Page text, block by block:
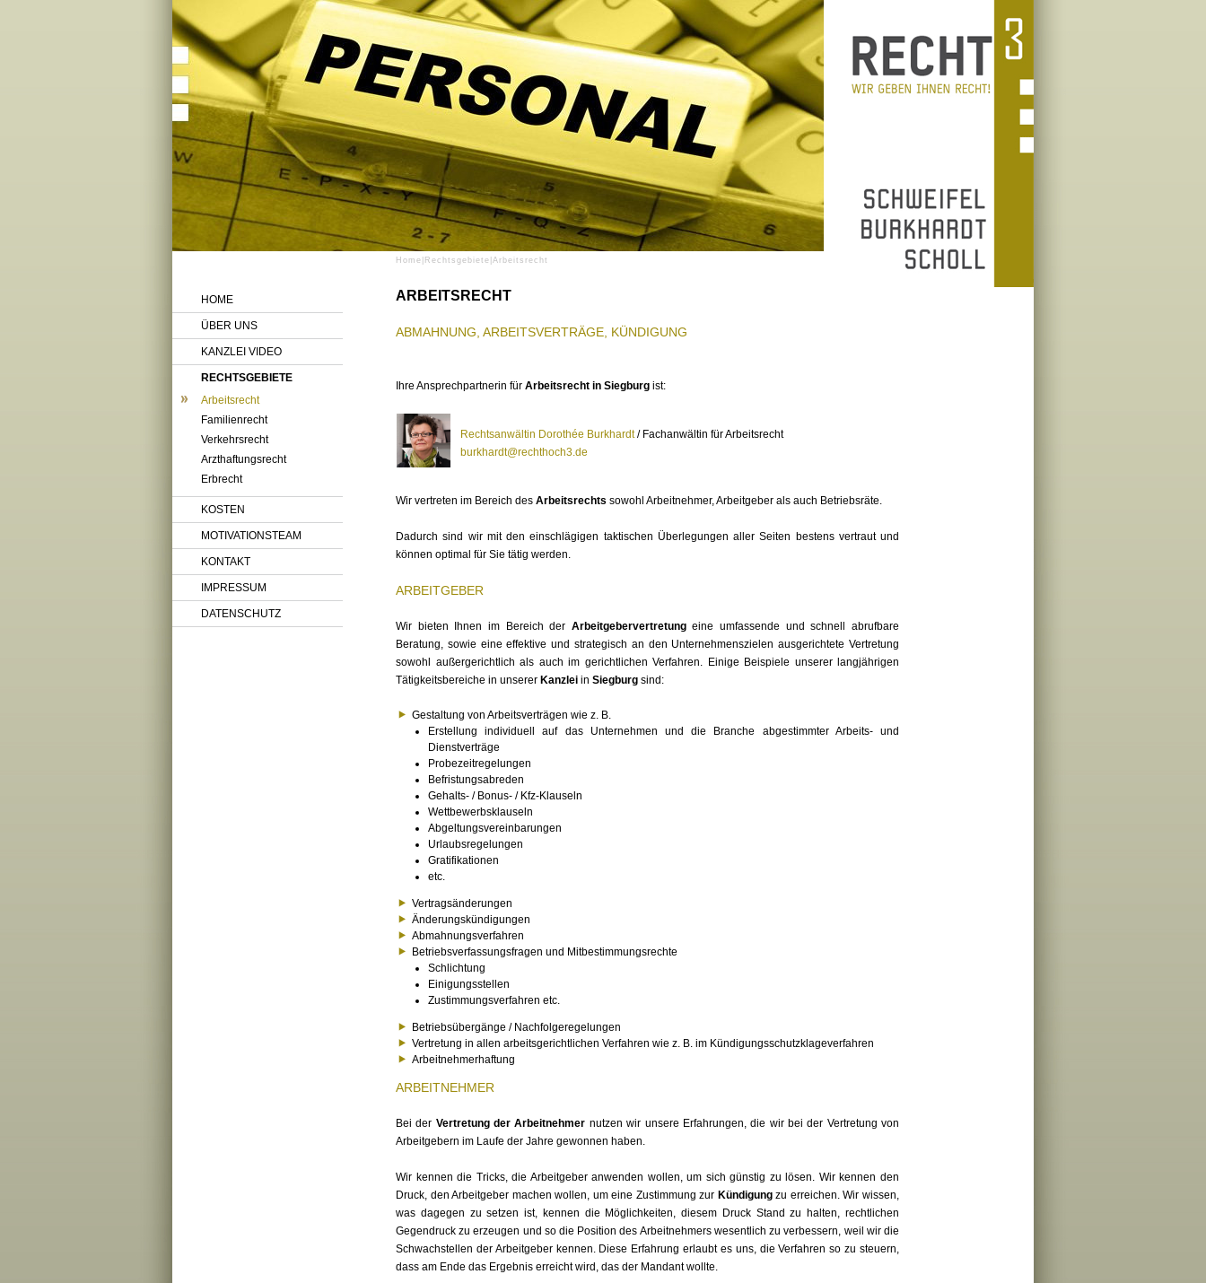
Home Rechtsgebiete Arbeitsrecht
HOME
ÜBER UNS
KANZLEI VIDEO
RECHTSGEBIETE
Arbeitsrecht
Familienrecht
Verkehrsrecht
Arzthaftungsrecht
Erbrecht
KOSTEN
MOTIVATIONSTEAM
KONTAKT
IMPRESSUM
DATENSCHUTZ
ARBEITSRECHT
ABMAHNUNG, ARBEITSVERTRÄGE, KÜNDIGUNG
Ihre Ansprechpartnerin für Arbeitsrecht in Siegburg ist:
Rechtsanwältin Dorothée Burkhardt/ Fachanwältin für Arbeitsrecht
burkhardt@rechthoch3.de
Wir vertreten im Bereich des Arbeitsrechts sowohl Arbeitnehmer, Arbeitgeber als auch Betriebsräte.
Dadurch sind wir mit den einschlägigen taktischen Überlegungen aller Seiten bestens vertraut und
können optimal für Sie tätig werden.
ARBEITGEBER
Wir bieten Ihnen im Bereich der Arbeitgebervertretungeine umfassende und schnell abrufbare
Beratung, sowie eine effektive und strategisch an den Unternehmenszielen ausgerichtete Vertretung
sowohl außergerichtlich als auch im gerichtlichen Verfahren. Einige Beispiele unserer langjährigen
Tätigkeitsbereiche in unserer Kanzlei in Siegburg sind:
Gestaltung von Arbeitsverträgen wie z. B.
Erstellung individuell auf das Unternehmen und die Branche abgestimmter Arbeits- und
Dienstverträge
Probezeitregelungen
Befristungsabreden
Gehalts- / Bonus- / Kfz-Klauseln
Wettbewerbsklauseln
Abgeltungsvereinbarungen
Urlaubsregelungen
Gratifikationen
etc.
Vertragsänderungen
Änderungskündigungen
Abmahnungsverfahren
Betriebsverfassungsfragen und Mitbestimmungsrechte
Schlichtung
Einigungsstellen
Zustimmungsverfahren etc.
Betriebsübergänge / Nachfolgeregelungen
Vertretung in allen arbeitsgerichtlichen Verfahren wie z. B. im Kündigungsschutzklageverfahren
Arbeitnehmerhaftung
ARBEITNEHMER
Bei der Vertretung der Arbeitnehmer nutzen wir unsere Erfahrungen, die wir bei der Vertretung von
Arbeitgebern im Laufe der Jahre gewonnen haben.
Wir kennen die Tricks, die Arbeitgeber anwenden wollen, um sich günstig zu lösen. Wir kennen den
Druck, den Arbeitgeber machen wollen, um eine Zustimmung zur Kündigungzu erreichen. Wir wissen,
was dagegen zu setzen ist, kennen die Möglichkeiten, diesem Druck Stand zu halten, rechtlichen
Gegendruck zu erzeugen und so die Position des Arbeitnehmers wesentlich zu verbessern, weil wir die
Schwachstellen der Arbeitgeber kennen. Diese Erfahrung erlaubt es uns, die Verfahren so zu steuern,
dass am Ende das Ergebnis erreicht wird, das der Mandant wollte.